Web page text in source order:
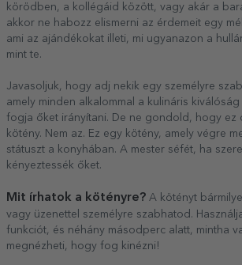
körödben, a kollégáid között, vagy akár a
akkor ne habozz elismerni az érdemeit egy
ami az ajándékokat illeti, mi ugyanazon a
mint te.
Javasoljuk, hogy adj nekik egy személyre
amely minden alkalommal a kulináris
fogja őket irányítani. De ne gondold, hogy ez
kötény. Nem az. Ez egy kötény, amely végre
státuszt a konyhában. A mester séfét, ha
kényeztessék őket.
Mit írhatok a kötényre? A kötényt
vagy üzenettel személyre szabhatod.
funkciót, és néhány másodperc alatt, mintha
megnézheti, hogy fog kinézni!